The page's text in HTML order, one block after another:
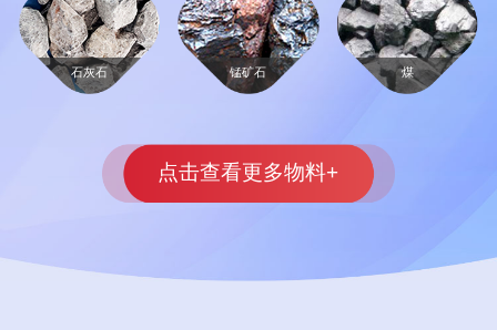
石灰石 锰矿石 煤
点击查看更多物料+